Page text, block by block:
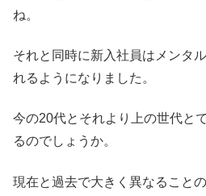
ね。
それと同時に新入社員はメンタ
れるようになりました。
今の20代とそれより上の世代と
るのでしょうか。
現在と過去で大きく異なること